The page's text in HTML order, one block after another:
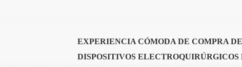
EXPERIENCIA CÓMODA DE COMPRA DE
DISPOSITIVOS ELECTROQUIRÚRGICOS